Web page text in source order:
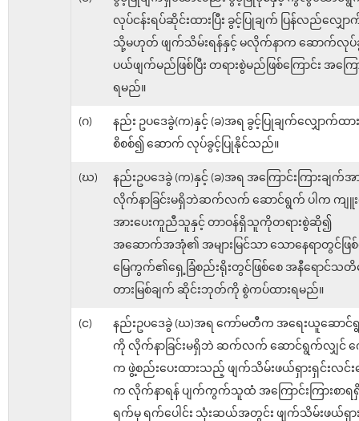
လုပ်ငန်းရပ်ဆိုင်းထားပြီး ခွင့်ပြုချက် ပြန်လည်လျှော
သို့မဟုတ် ဖျက်သိမ်းရန်နှင့် မလိုက်နာက ဆောက်လုပ်
ပယ်ဖျက်မည်ဖြစ်ပြီး တရားစွဲမည်ဖြစ်ကြောင်း အကြော
ရမည်။
(ဂ)
နည်း ဥပဒေခွဲ(က)နှင့် (ခ)အရ ခွင့်ပြုချက်လျှောက်ထာ
စိစစ်၍ ဆောက် လုပ်ခွင့်ပြုနိုင်သည်။
(ဃ)
နည်းဥပဒေခွဲ (က)နှင့် (ခ)အရ အကြောင်းကြားချက်အ
လိုက်နာခြင်းမရှိဘဲဆက်လက် ဆောင်ရွက် ပါက ကျူ
အားပေးကူညီသူနှင့် တာဝန်ရှိသူကိုတရားစွဲဆို၍
အဆောက်အအုံ၏ အများမြင်သာ သောနေရာတွင်ဖြစ်
မြေကွက်၏ရှေ့ခြံစည်းရိုးတွင်ဖြစ်စေ အနီရောင်သတိ
တားမြစ်ချက် ဆိုင်းဘုတ်ကို စွဲကပ်ထားရမည်။
(င)
နည်းဥပဒေခွဲ (ဃ)အရ ကော်မတီက အရေးယူဆော
ကို လိုက်နာခြင်းမရှိဘဲ ဆက်လက် ဆောင်ရွက်လျှင်
က ဖွဲ့စည်းပေးထားသည့် ဖျက်သိမ်းဖယ်ရှားရှင်းလင်း
က လိုက်နာရန် ပျက်ကွက်သူထံ အကြောင်းကြားစာ
ရက်မှ ရက်ပေါင်း သုံးဆယ်အတွင်း ဖျက်သိမ်းဖယ်ရှာ